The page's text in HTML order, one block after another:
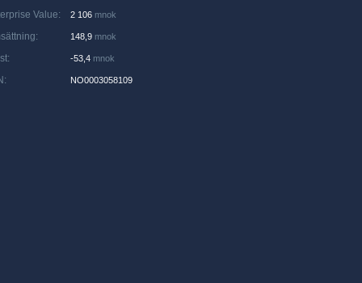
Value: 2 106 mnok
: 148,9 mnok
: -53,4 mnok
: NO0003058109